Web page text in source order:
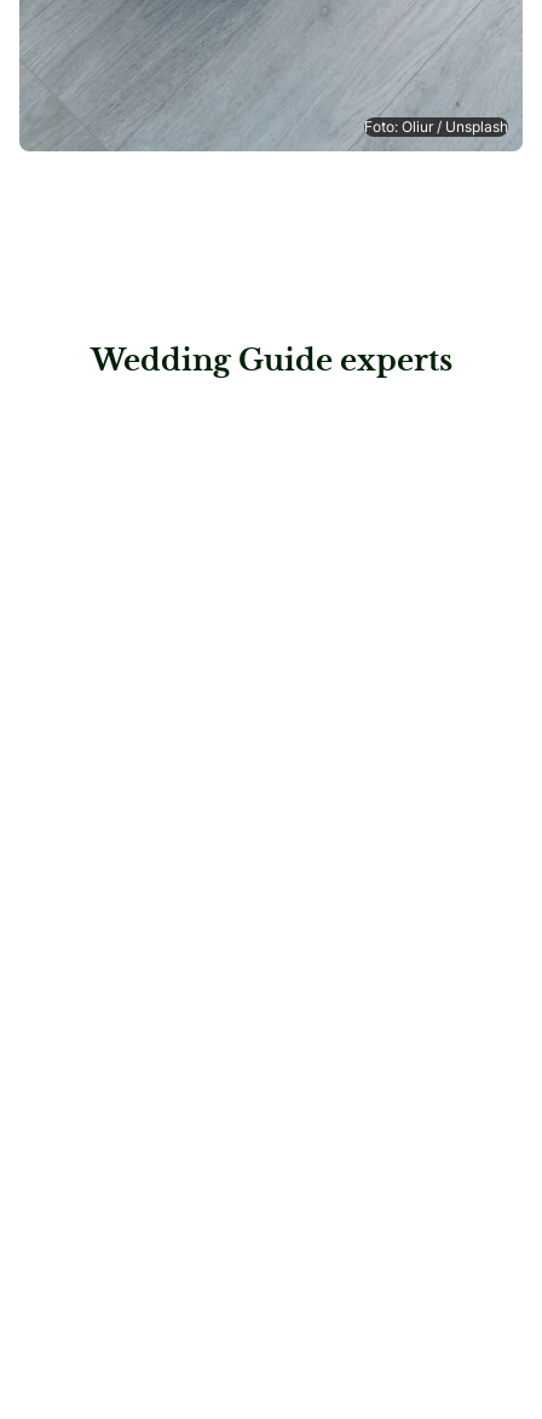
Foto: Oliur / Unsplash
Wedding Guide experts